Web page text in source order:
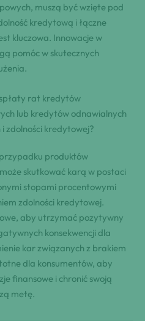
muszą być wzięte pod
kredytową i łączne
kluczowa. Innowacje w
pomóc w skutecznych
rat kredytów
lub kredytów odnawialnych
zdolności kredytowej?
produktów
skutkować karą w postaci
stopami procentowymi
zdolności kredytowej.
aby utrzymać pozytywny
konsekwencji dla
kar związanych z brakiem
dla konsumentów, aby
finansowe i chronić swoją
metę.